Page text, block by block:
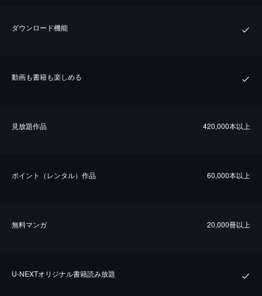
ダウンロード機能
動画も書籍も楽しめる
⾒放題作品 420,000本以上
ポイント（レンタル）作品 60,000本以上
無料マンガ 20,000冊以上
U-NEXTオリジナル書籍読み放題